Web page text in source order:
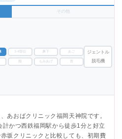
その他
3-4部位 鼻下 あご
もみあげ
ジェントル
脱毛機
あおばクリニック福岡天神院です。
かつ西鉄福岡駅から徒歩1分と好立
坂クリニックと比較しても、初期費